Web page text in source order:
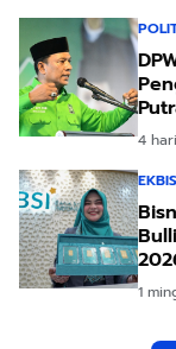
4
EKBIS
1